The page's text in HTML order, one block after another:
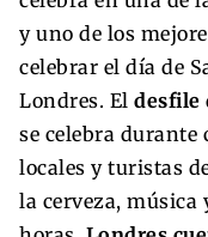
y uno de los
celebrar el día de
Londres. El desfile
se celebra durante
locales y turistas
la cerveza,